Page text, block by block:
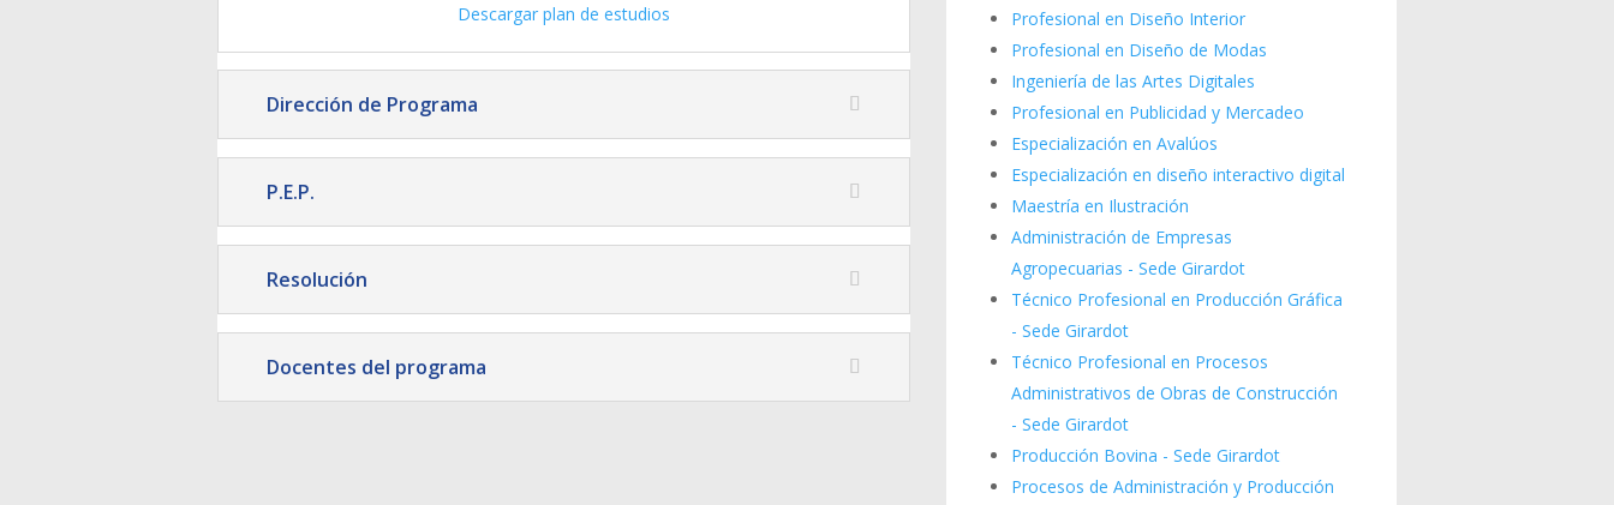
Descargar plan de estudios
Dirección de Programa
P.E.P.
Resolución
Docentes del programa
Profesional en Diseño Interior
Profesional en Diseño de Modas
Ingeniería de las Artes Digitales
Profesional en Publicidad y Mercadeo
Especialización en Avalúos
Especialización en diseño interactivo digital
Maestría en Ilustración
Administración de Empresas
Agropecuarias - Sede Girardot
Técnico Profesional en Producción Gráfica
- Sede Girardot
Técnico Profesional en Procesos
Administrativos de Obras de Construcción
- Sede Girardot
Producción Bovina - Sede Girardot
Procesos de Administración y Producción